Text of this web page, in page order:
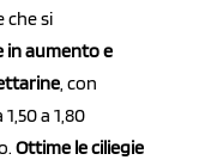
che si
in aumento e
, con
a 1,80
Ottime le ciliegie